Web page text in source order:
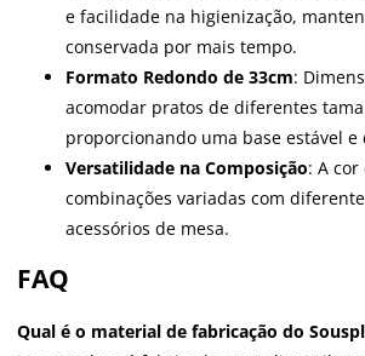
e facilidade na higienização,
conservada por mais tempo.
Formato Redondo de 33cm:
acomodar pratos de diferentes
proporcionando uma base estável e
Versatilidade na Composição: A
combinações variadas com
acessórios de mesa.
FAQ
Qual é o material de fabricação do